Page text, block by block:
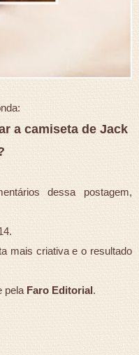
a camiseta de Jack
dessa postagem,
mais criativa e o resultado
pelaFaro Editorial.